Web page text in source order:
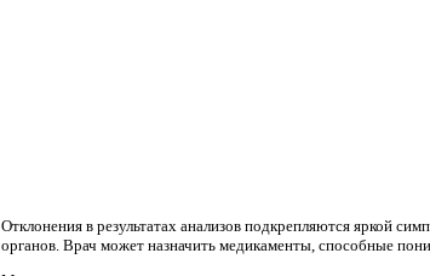
Отклонения в результатах анализов подкрепляются яркой
органов. Врач может назначить медикаменты, способные